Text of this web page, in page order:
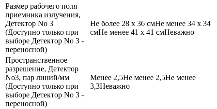
Размер рабочего поля
приемника излучения,
Детектор No 3
(Доступно только при
выборе Детектор No 3 -
переносной)
Не более 28 х 36 смНе менее 34 х 34
смНе менее 41 х 41 смНеважно
Пространственное
разрешение, Детектор
No3, пар линий/мм
(Доступно только при
выборе Детектор No 3 -
переносной)
Менее 2,5Не менее 2,5Не менее
3,3Неважно